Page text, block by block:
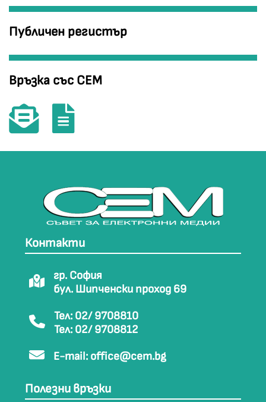
Публичен регистър
Връзка със СЕМ
Контакти
гр. София
бул. Шипченски проход 69
Тел: 02/ 9708810
Тел: 02/ 9708812
E-mail: office@cem.bg
Полезни връзки